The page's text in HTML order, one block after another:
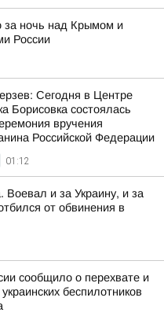
за ночь над Крымом и
России
Сегодня в Центре
Борисовка состоялась
вручения
Российской Федерации
01:12
Воевал и за Украину, и за
от обвинения в
сообщило о перехвате и
беспилотников